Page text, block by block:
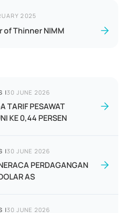
2025
of Thinner NIMM
|30 JUNE 2026
TARIF PESAWAT
KE 0,44 PERSEN
|30 JUNE 2026
PERDAGANGAN
AS
|30 JUNE 2026